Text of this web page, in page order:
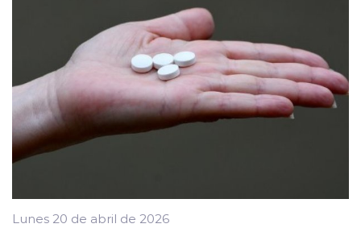
Lunes 20 de abril de 2026